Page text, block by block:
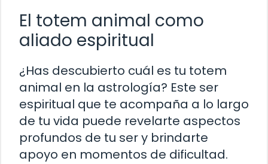
El totem animal como
aliado espiritual
¿Has descubierto cuál es tu totem
animal en la astrología? Este ser
espiritual que te acompaña a lo largo
de tu vida puede revelarte aspectos
profundos de tu ser y brindarte
apoyo en momentos de dificultad.